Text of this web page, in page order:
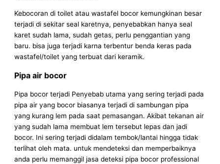
Kebocoran di toilet atau wastafel bocor kemungkinan besar
terjadi di sekitar seal karetnya, penyebabkan hanya seal
karet sudah lama, sudah getas, perlu penggantian yang
baru. bisa juga terjadi karna terbentur benda keras pada
wastafel/toilet yang terbuat dari keramik.
Pipa air bocor
Pipa bocor terjadi Penyebab utama yang sering terjadi pada
pipa air yang bocor biasanya terjadi di sambungan pipa
yang kurang lem pada saat pemasangan. Akibat tekanan air
yang sudah lama membuat lem tersebut lepas dan jadi
bocor. Ini sering terjadi didalam tembok/lantai hingga tidak
terlihat oleh mata. untuk mendeteksi dan memperbaiknya
anda perlu memanggil jasa deteksi pipa bocor professional